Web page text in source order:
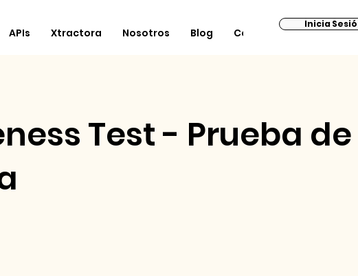
APIs Xtractora Nosotros Blog Contacto
Inicia
Test - Prueba de